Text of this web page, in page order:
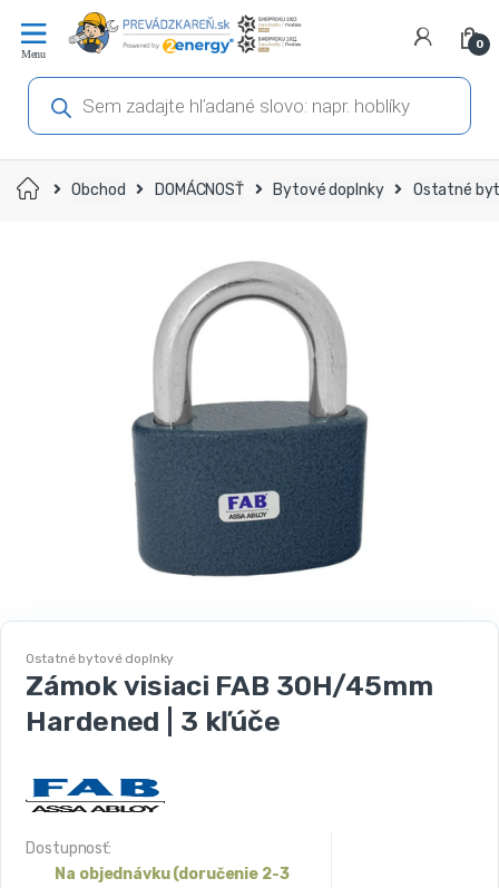
navigáciu
obsah
0
Products
search
Domov Obchod DOMÁCNOSŤ Bytové doplnky Ostatné
Ostatné bytové doplnky
Zámok visiaci FAB 30H/45mm
Hardened | 3 kľúče
Dostupnosť:
Na objednávku (doručenie 2-3